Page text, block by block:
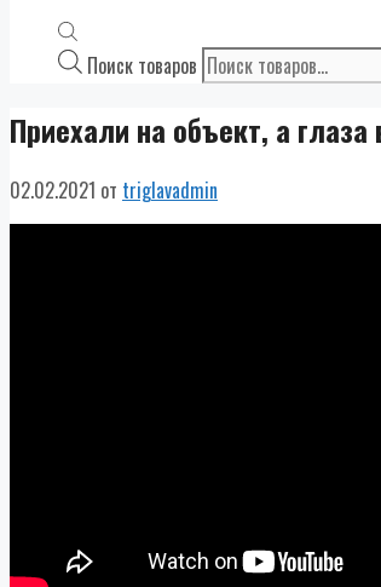
Поиск товаров
Приехали на объект, а
02.02.2021 от triglavadmin